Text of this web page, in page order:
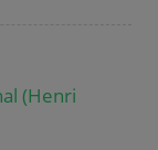
(Henri